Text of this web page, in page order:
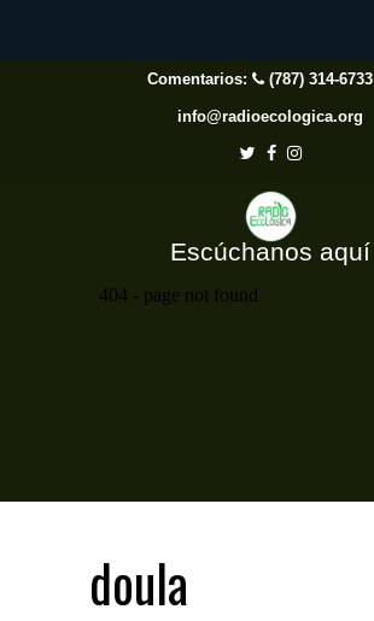
Comentarios: (787) 314-6733
info@radioecologica.org
Escúchanos aquí
doula